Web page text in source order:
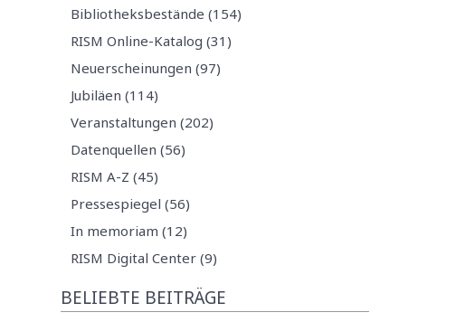
Bibliotheksbestände (154)
RISM Online-Katalog (31)
Neuerscheinungen (97)
Jubiläen (114)
Veranstaltungen (202)
Datenquellen (56)
RISM A-Z (45)
Pressespiegel (56)
In memoriam (12)
RISM Digital Center (9)
BELIEBTE BEITRÄGE